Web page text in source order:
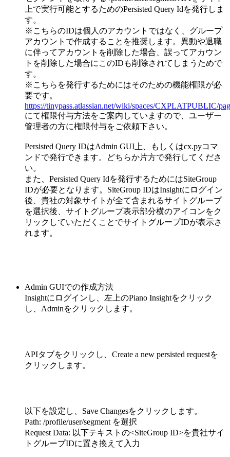
上で実行可能とするためのPersisted Query Idを発行しま
す。
※こちらのIDは個人のアカウントではなく、グループ
アカウントで作成することを推奨します。異動や退職
に伴ってアカウントを削除した場合、誤ってアカウン
トを削除した場合にこのIDも削除されてしまうためで
す。
※こちらを発行するためにはそのための機能権限が必
要です。
https://tinypass.atlassian.net/wiki/spaces/CXPLATPUBLIC/
にて権限付与方法をご案内していますので、ユーザー
管理者の方に権限付与をご依頼下さい。
Persisted Query IDはAdmin GUI上、もしくはcx.pyコマ
ンドで発行できます。どちらか片方で発行してくださ
い。
また、Persisted Query Idを発行するためにはSiteGroup
IDが必要となります。SiteGroup IDはInsightにログイン
後、貴社の対象サイトが全て含まれるサイトグループ
を選択後、サイトグループ表示部分横のアイコンをク
リックしていただくことでサイトグループIDが表示さ
れます。
Admin GUIでの作成方法
Insightにログインし、左上のPiano Insightをクリック
し、Adminをクリックします。
APIタブをクリックし、Create a new persisted requestを
クリックします。
以下を設定し、Save Changesをクリックします。
Path: /profile/user/segment を選択
Request Data: 以下テキストの<SiteGroup ID>を貴社サイ
トグループIDに置き換えて入力